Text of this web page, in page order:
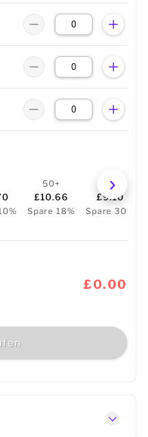
50+
£10.66
Spare 18%
100+
£9.10
Spare 30%
£0.00